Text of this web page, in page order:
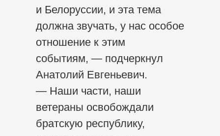
и Белоруссии, и эта тема
должна звучать, у нас особое
отношение к этим
событиям, — подчеркнул
Анатолий Евгеньевич.
— Наши части, наши
ветераны освобождали
братскую республику,